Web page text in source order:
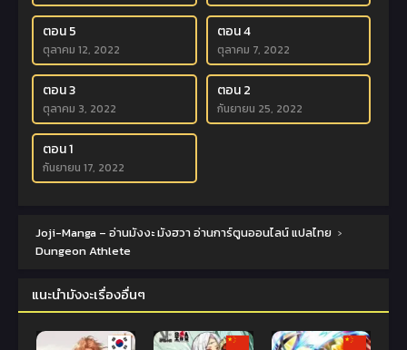
ตอน 5
ตุลาคม 12, 2022
ตอน 4
ตุลาคม 7, 2022
ตอน 3
ตุลาคม 3, 2022
ตอน 2
กันยายน 25, 2022
ตอน 1
กันยายน 17, 2022
Joji-Manga – อ่านมังงะ มังฮวา อ่านการ์ตูนออนไลน์ แปลไทย ›
Dungeon Athlete
แนะนำมังงะเรื่องอื่นๆ